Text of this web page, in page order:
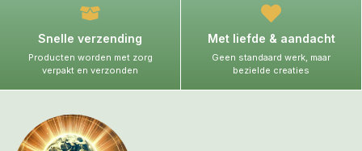
Snelle verzending
Producten worden met zorg
verpakt en verzonden
Met liefde & aandacht
Geen standaard werk, maar
bezielde creaties